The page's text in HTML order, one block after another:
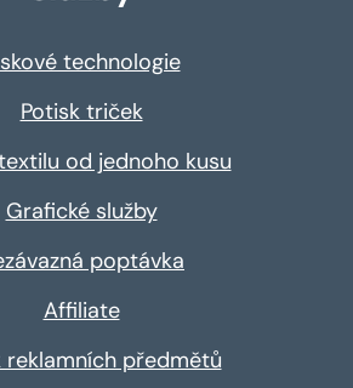
technologie
Potisk triček
od jednoho kusu
Grafické služby
poptávka
Affiliate
reklamních předmětů